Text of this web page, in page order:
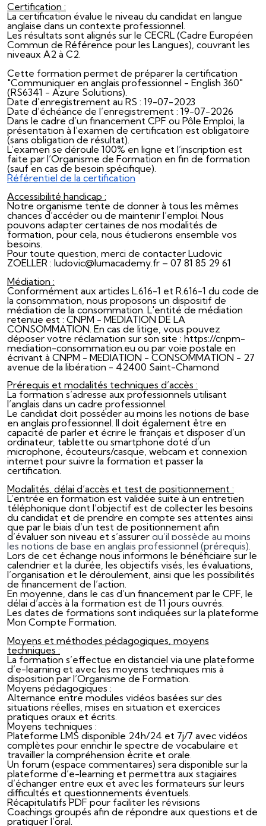
Certification :
La certification évalue le niveau du candidat en langue
anglaise dans un contexte professionnel.
Les résultats sont alignés sur le CECRL (Cadre Européen
Commun de Référence pour les Langues), couvrant les
niveaux A2 à C2.
Cette formation permet de préparer la certification
"Communiquer en anglais professionnel - English 360"
(RS6341 - Azure Solutions).
Date d'enregistrement au RS : 19-07-2023
Date d’échéance de l’enregistrement : 19-07-2026
Dans le cadre d’un financement CPF ou Pôle Emploi, la
présentation à l’examen de certification est obligatoire
(sans obligation de résultat).
L’examen se déroule 100% en ligne et l’inscription est
faite par l’Organisme de Formation en fin de formation
(sauf en cas de besoin spécifique).
Référentiel de la certification
Accessibilité handicap :
Notre organisme tente de donner à tous les mêmes
chances d’accéder ou de maintenir l’emploi. Nous
pouvons adapter certaines de nos modalités de
formation, pour cela, nous étudierons ensemble vos
besoins.
Pour toute question, merci de contacter Ludovic
ZOELLER : ludovic@lumacademy.fr – 07 81 85 29 61
Médiation :
Conformément aux articles L.616-1 et R.616-1 du code de
la consommation, nous proposons un dispositif de
médiation de la consommation. L'entité de médiation
retenue est : CNPM - MEDIATION DE LA
CONSOMMATION. En cas de litige, vous pouvez
déposer votre réclamation sur son site : https://cnpm-
mediation-consommation.eu ou par voie postale en
écrivant à CNPM - MEDIATION - CONSOMMATION - 27
avenue de la libération - 42400 Saint-Chamond
Prérequis et modalités techniques d’accès :
La formation s’adresse aux professionnels utilisant
l’anglais dans un cadre professionnel.
Le candidat doit posséder au moins les notions de base
en anglais professionnel. Il doit également être en
capacité de parler et écrire le français et disposer d’un
ordinateur, tablette ou smartphone doté d’un
microphone, écouteurs/casque, webcam et connexion
internet pour suivre la formation et passer la
certification.
Modalités, délai d’accès et test de positionnement :
L’entrée en formation est validée suite à un entretien
téléphonique dont l’objectif est de collecter les besoins
du candidat et de prendre en compte ses attentes ainsi
que par le biais d’un test de positionnement afin
d’évaluer son niveau et s’assurer qu’il possède au moins
les notions de base en anglais professionnel (prérequis).
Lors de cet échange nous informons le bénéficiaire sur le
calendrier et la durée, les objectifs visés, les évaluations,
l’organisation et le déroulement, ainsi que les possibilités
de financement de l’action.
En moyenne, dans le cas d’un financement par le CPF, le
délai d’accès à la formation est de 11 jours ouvrés.
Les dates de formations sont indiquées sur la plateforme
Mon Compte Formation.
Moyens et méthodes pédagogiques, moyens
techniques :
La formation s’effectue en distanciel via une plateforme
d’e-learning et avec les moyens techniques mis à
disposition par l’Organisme de Formation.
Moyens pédagogiques :
Alternance entre modules vidéos basées sur des
situations réelles, mises en situation et exercices
pratiques oraux et écrits.
Moyens techniques :
Plateforme LMS disponible 24h/24 et 7j/7 avec vidéos
complètes pour enrichir le spectre de vocabulaire et
travailler la compréhension écrite et orale.
Un forum (espace commentaires) sera disponible sur la
plateforme d’e-learning et permettra aux stagiaires
d’échanger entre eux et avec les formateurs sur leurs
difficultés et questionnements éventuels.
Récapitulatifs PDF pour faciliter les révisions
Coachings groupés afin de répondre aux questions et de
pratiquer l’oral.